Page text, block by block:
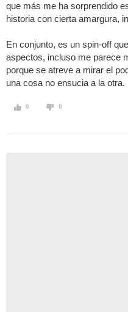
que más me ha sorprendido
historia con cierta amargura,
En conjunto, es un spin-off
aspectos, incluso me parece
porque se atreve a mirar el
una cosa no ensucia a la otra.
0 0